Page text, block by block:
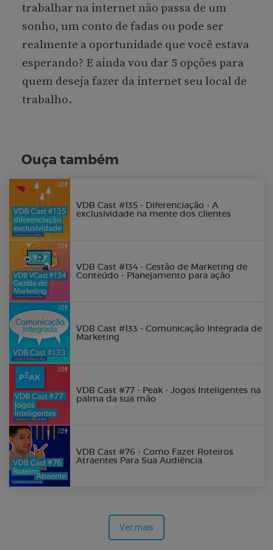
trabalhar na internet não passa de um
sonho, um conto de fadas ou pode ser
realmente a oportunidade que você estava
esperando? E ainda vou dar 5 opções para
quem deseja fazer da internet seu local de
trabalho.
Ouça também
VDB Cast #135 - Diferenciação - A
exclusividade na mente dos clientes
VDB Cast #134 - Gestão de Marketing de
Conteúdo - Planejamento para ação
VDB Cast #133 - Comunicação Integrada de
Marketing
VDB Cast #77 - Peak - Jogos Inteligentes na
palma da sua mão
VDB Cast #76 - Como Fazer Roteiros
Atraentes Para Sua Audiência
Ver mais